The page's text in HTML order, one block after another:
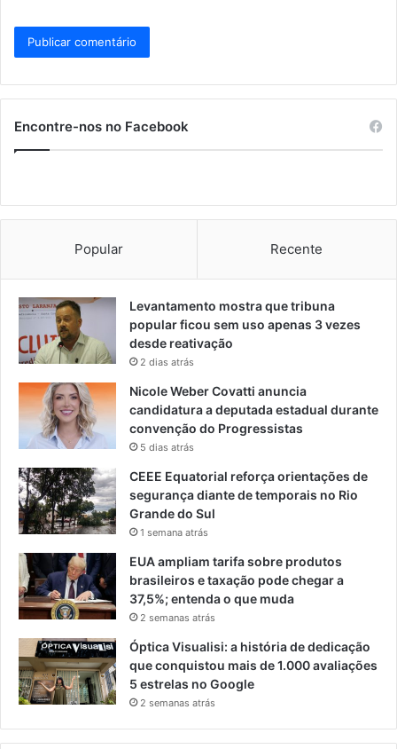
Encontre-nos no Facebook
Popular Recente
Levantamento mostra que tribuna
popular ficou sem uso apenas 3 vezes
desde reativação
2 dias atrás
Nicole Weber Covatti anuncia
candidatura a deputada estadual durante
convenção do Progressistas
5 dias atrás
CEEE Equatorial reforça orientações de
segurança diante de temporais no Rio
Grande do Sul
1 semana atrás
EUA ampliam tarifa sobre produtos
brasileiros e taxação pode chegar a
37,5%; entenda o que muda
2 semanas atrás
Óptica Visualisi: a história de dedicação
que conquistou mais de 1.000 avaliações
5 estrelas no Google
2 semanas atrás